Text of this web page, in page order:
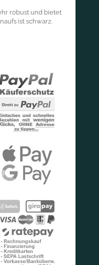
robust und bietet
ist schwarz.